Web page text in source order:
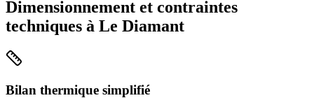
Dimensionnement et contraintes
techniques à Le Diamant
Bilan thermique simplifié